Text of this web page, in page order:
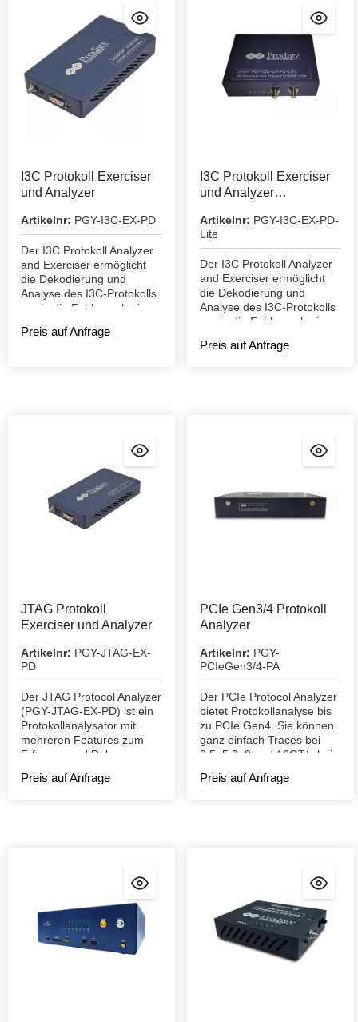
I3C Protokoll Exerciser
und Analyzer
Artikelnr: PGY-I3C-EX-PD
Der I3C Protokoll Analyzer
and Exerciser ermöglicht
die Dekodierung und
Analyse des I3C-Protokolls
sowie die Fehlersuche im
Preis auf Anfrage
I3C Protokoll Exerciser
und Analyzer
Artikelnr: PGY-I3C-EX-PD-
Lite
Der I3C Protokoll Analyzer
and Exerciser ermöglicht
die Dekodierung und
Analyse des I3C-Protokolls
sowie die Fehlersuche im
Preis auf Anfrage
JTAG Protokoll
Exerciser und Analyzer
Artikelnr: PGY-JTAG-EX-
PD
Der JTAG Protocol Analyzer
(PGY-JTAG-EX-PD) ist ein
Protokollanalysator mit
mehreren Features zum
Erfassen und Debuggen
zwischen Host und dem
Preis auf Anfrage
PCIe Gen3/4 Protokoll
Analyzer
Artikelnr: PGY-
PCIeGen3/4-PA
Der PCIe Protocol Analyzer
bietet Protokollanalyse bis
zu PCIe Gen4. Sie können
ganz einfach Traces bei
2,5, 5,0, 8 und 16GT/s bei
erfassen und aufzeichnen.
Preis auf Anfrage